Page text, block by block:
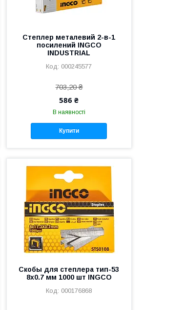
Степлер металевий 2-в-1
посилений INGCO
INDUSTRIAL
000245577
703,20 ₴
586 ₴
В наявності
Купити
Скобы для степлера тип-53
8х0.7 мм 1000 шт INGCO
000176868